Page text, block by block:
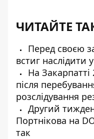
ЧИТАЙТЕ
Перед своєю
встиг наслідити
На
після
розслідування
Другий
Портнікова на
так